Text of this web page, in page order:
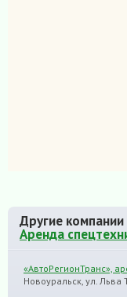
Другие
Аренда
«АвтоРегионТранс»,
Новоуральск, ул. Льва